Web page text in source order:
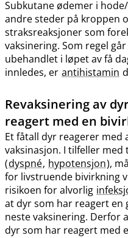
Subkutane ødemer i
andre steder på kroppen
straksreaksjoner som
vaksinering. Som regel
ubehandlet i løpet av få
innledes, er antihistamin
Revaksinering av
reagert med en
Et fåtall dyr reagerer
vaksinasjon. I tilfeller
(dyspné, hypotensjon),
for livstruende bivirkning
risikoen for alvorlig
at dyr som har reagert en
neste vaksinering. Derfor
dyr som har reagert med